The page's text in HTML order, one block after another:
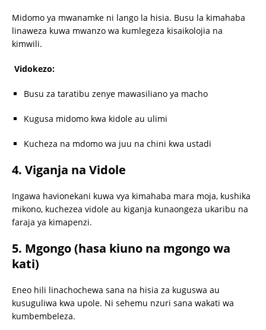
Midomo ya mwanamke ni lango la hisia. Busu la kimahaba
linaweza kuwa mwanzo wa kumlegeza kisaikolojia na
kimwili.
Vidokezo:
Busu za taratibu zenye mawasiliano ya macho
Kugusa midomo kwa kidole au ulimi
Kucheza na mdomo wa juu na chini kwa ustadi
4. Viganja na Vidole
Ingawa havionekani kuwa vya kimahaba mara moja, kushika
mikono, kuchezea vidole au kiganja kunaongeza ukaribu na
faraja ya kimapenzi.
5. Mgongo (hasa kiuno na mgongo wa
kati)
Eneo hili linachochewa sana na hisia za kuguswa au
kusuguliwa kwa upole. Ni sehemu nzuri sana wakati wa
kumbembeleza.